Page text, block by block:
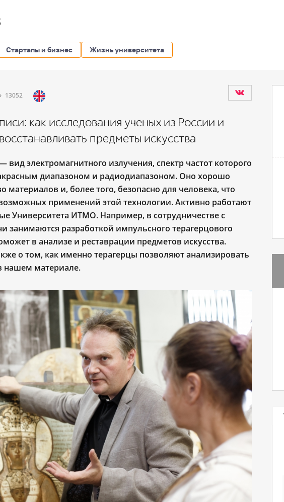
Стартапы и бизнес Жизнь университета
13052
как исследования ученых из России и
предметы искусства
вид электромагнитного излучения, спектр частот которого
диапазоном и радиодиапазоном. Оно хорошо
материалов и, более того, безопасно для человека, что
применений этой технологии. Активно работают
Университета ИТМО. Например, в сотрудничестве с
занимаются разработкой импульсного терагерцового
в анализе и реставрации предметов искусства.
о том, как именно терагерцы позволяют анализировать
нашем материале.